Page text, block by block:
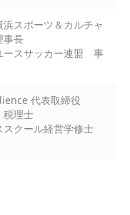
浜スポーツ＆カルチャ
長
ースサッカー連盟 事
代表取締役
税理士
スクール経営学修士